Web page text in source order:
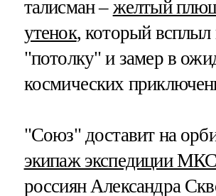
талисман – желтый
утенок, который всплыл
"потолку" и замер в
космических
"Союз" доставит на
экипаж экспедиции
россиян Александра